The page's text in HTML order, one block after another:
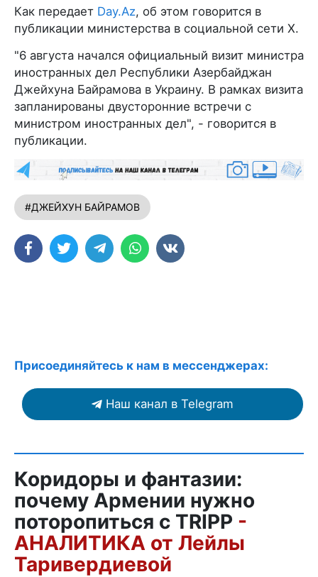
Как передает Day.Az, об этом говорится в
публикации министерства в социальной сети X.
"6 августа начался официальный визит министра
иностранных дел Республики Азербайджан
Джейхуна Байрамова в Украину. В рамках визита
запланированы двусторонние встречи с
министром иностранных дел", - говорится в
публикации.
#ДЖЕЙХУН БАЙРАМОВ
Присоединяйтесь к нам в мессенджерах:
Наш канал в Telegram
Коридоры и фантазии:
почему Армении нужно
поторопиться с TRIPP -
АНАЛИТИКА от Лейлы
Таривердиевой